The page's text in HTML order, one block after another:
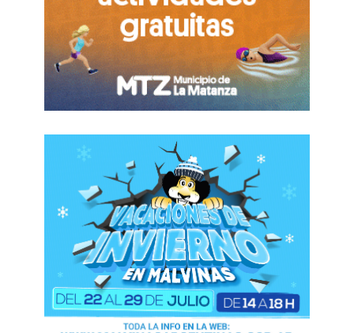
alfabetizar; se le asignó la misión política de
suprimir la indocilidad, mitigando el riesgo de que
las masas se entregaran al instinto de destrucción.
En este esquema decimonónico, la escuela se
erigió como un dispositivo estrictamente
Históricamente,el preceptor fue confinado al rol de
celador implacable, el guardián del orden, el
gendarme de los pasillos. Sin embargo, la realidad
ha arrollado ese paradigma. Hoy sabemos, y la
ciencia pedagógica lo respalda, que esa supuesta
indocilidad es, en la abrumadora mayoría de los
casos, el síntoma de la exclusión, el hambre, el
abandono o el abuso. El rol ha mutado de manera